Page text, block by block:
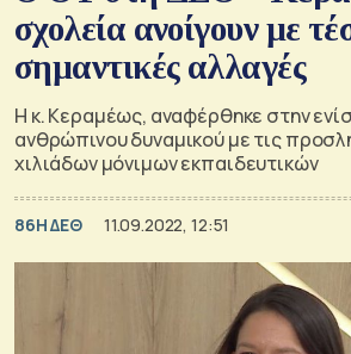
σχολεία ανοίγουν με
σημαντικές αλλαγές
Η κ. Κεραμέως, αναφέρθηκε στην
ανθρώπινου δυναμικού με τις
χιλιάδων μόνιμων εκπαιδευτικών
86Η ΔΕΘ 11.09.2022, 12:51